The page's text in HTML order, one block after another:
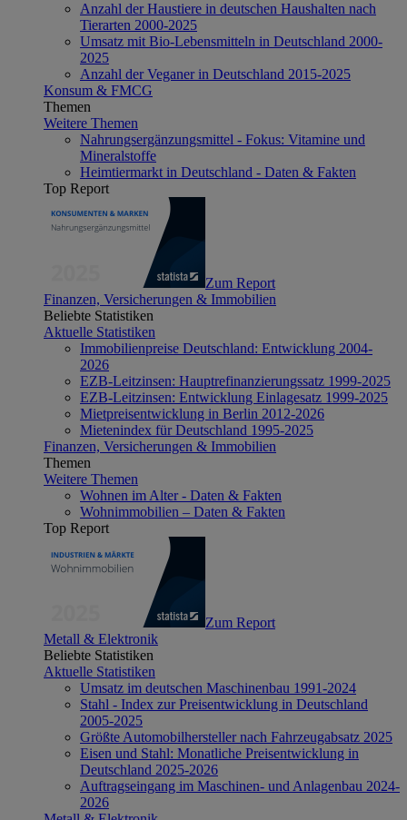
Anzahl der Haustiere in deutschen Haushalten nach
Tierarten 2000-2025
Umsatz mit Bio-Lebensmitteln in Deutschland 2000-
2025
Anzahl der Veganer in Deutschland 2015-2025
Konsum & FMCG
Themen
Weitere Themen
Nahrungsergänzungsmittel - Fokus: Vitamine und
Mineralstoffe
Heimtiermarkt in Deutschland - Daten & Fakten
Top Report
Zum Report
Finanzen, Versicherungen & Immobilien
Beliebte Statistiken
Aktuelle Statistiken
Immobilienpreise Deutschland: Entwicklung 2004-
2026
EZB-Leitzinsen: Hauptrefinanzierungssatz 1999-2025
EZB-Leitzinsen: Entwicklung Einlagesatz 1999-2025
Mietpreisentwicklung in Berlin 2012-2026
Mietenindex für Deutschland 1995-2025
Finanzen, Versicherungen & Immobilien
Themen
Weitere Themen
Wohnen im Alter - Daten & Fakten
Wohnimmobilien – Daten & Fakten
Top Report
Zum Report
Metall & Elektronik
Beliebte Statistiken
Aktuelle Statistiken
Umsatz im deutschen Maschinenbau 1991-2024
Stahl - Index zur Preisentwicklung in Deutschland
2005-2025
Größte Automobilhersteller nach Fahrzeugabsatz 2025
Eisen und Stahl: Monatliche Preisentwicklung in
Deutschland 2025-2026
Auftragseingang im Maschinen- und Anlagenbau 2024-
2026